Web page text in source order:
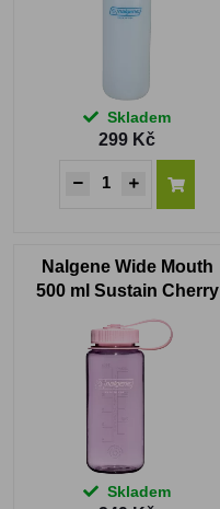
Skladem
299 Kč
Nalgene Wide Mouth
500 ml Sustain Cherry
Skladem